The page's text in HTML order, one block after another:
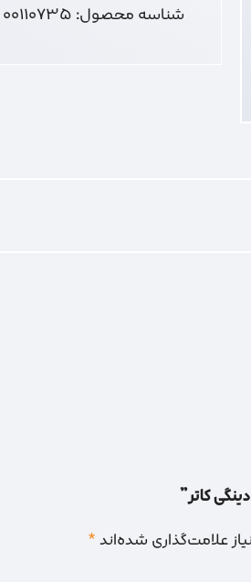
شناسه محصول: 00110735
کاتر”
علامت‌گذاری شده‌اند*